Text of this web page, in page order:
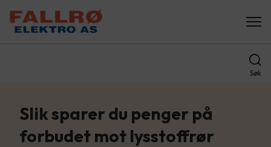
Søk
Slik sparer du penger på
forbudet mot lysstoffrør